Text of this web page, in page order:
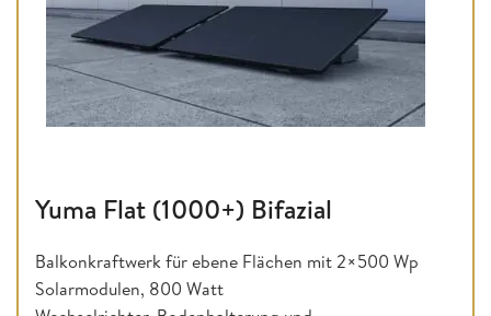
Yuma Flat (1000+) Bifazial
Balkonkraftwerk für ebene Flächen mit 2×500 Wp
Solarmodulen, 800 Watt